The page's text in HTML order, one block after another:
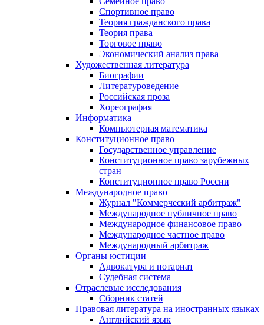
Спортивное право
Теория гражданского права
Теория права
Торговое право
Экономический анализ права
Художественная литература
Биографии
Литературоведение
Российская проза
Хореография
Информатика
Компьютерная математика
Конституционное право
Государственное управление
Конституционное право зарубежных
стран
Конституционное право России
Международное право
Журнал "Коммерческий арбитраж"
Международное публичное право
Международное финансовое право
Международное частное право
Международный арбитраж
Органы юстиции
Адвокатура и нотариат
Судебная система
Отраслевые исследования
Сборник статей
Правовая литература на иностранных языках
Английский язык